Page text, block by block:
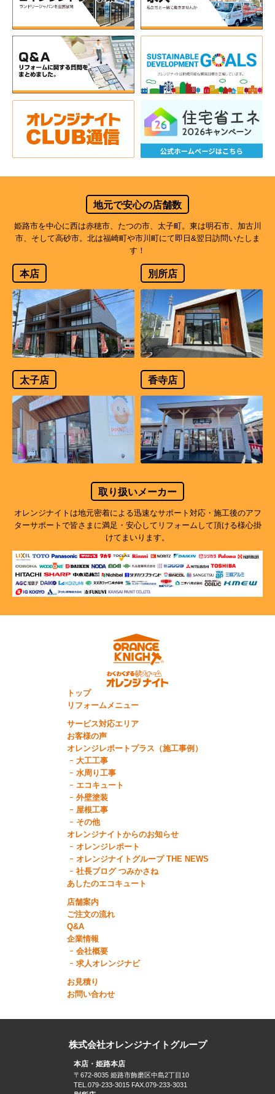
地元で安心の店舗数
姫路市を中心に西は赤穂市、たつの市、太子町。東は明石市、加古川
市、そして高砂市。北は福崎町や市川町にて即日&翌日訪問いたしま
す！
本店 別所店
太子店 香寺店
取り扱いメーカー
オレンジナイトは地元密着による迅速なサポート対応・施工後のアフ
ターサポートで皆さまに満足・安心してリフォームして頂ける様心掛
けてまいります。
トップ
リフォームメニュー
サービス対応エリア
お客様の声
オレンジレポートプラス（施工事例）
大工工事
水周り工事
エコキュート
外壁塗装
屋根工事
その他
オレンジナイトからのお知らせ
オレンジレポート
オレンジナイトグループ THE NEWS
社長ブログ つみかさね
あしたのエコキュート
店舗案内
ご注文の流れ
Q&A
企業情報
会社概要
求人オレンジナビ
お見積り
お問い合わせ
株式会社オレンジナイトグループ
本店・姫路本店
〒672-8035 姫路市飾磨区中島2丁目10
TEL.079-233-3015 FAX.079-233-3031